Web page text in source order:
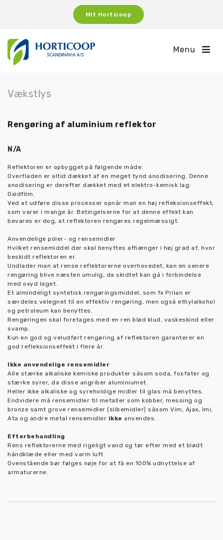
Mit Horticoop
Menu
Vækstlys
Rengøring af aluminium reflektor
N/A
Reflektoren er opbygget på følgende måde:
Overfladen er altid dækket af en meget tynd anodisering. Denne
anodisering er derefter dækket med et elektro-kemisk lag:
Oxidfilm.
Ved at udføre disse processer opnår man en høj refleksionseffekt,
som varer i mange år. Betingelserne for at denne effekt kan
bevares er dog, at reflektoren rengøres regelmæssigt.
Anvendelige póler- og rensemidler
Hvilket rensemiddel der skal benyttes afhænger i høj grad af, hvor
beskidt reflektoren er.
Undlader man at rense reflektorerne overhovedet, kan en senere
rengøring blive næsten umulig, da skidtet kan gå i forbindelse
med oxyd laget.
Et almindeligt syntetisk rengøringsmiddel, som fx Prilan er
særdeles velegnet til en effektiv rengøring, men også ethylalkohol
og petroleum kan benyttes.
Rengøringen skal foretages med en ren blød klud, vaskeskind eller
svamp.
Kun en god og veludført rengøring af reflektoren garanterer en
god refleksionseffekt i flere år.
Ikke anvendelige rensemidler
Alle stærke alkaliske kemiske produkter såsom soda, fosfater og
stærke syrer, da disse angriber aluminiumet.
Heller ikke alkaliske og syreholdige midler til glas må benyttes.
Endvidere må rensemidler til metaller som kobber, messing og
bronze samt grove rensemidler (slibemidler) såsom Vim, Ajax, Imi,
Ata og andre metal rensemidler ikke anvendes.
Efterbehandling
Rens reflektorerne med rigeligt vand og tør efter med et blødt
håndklæde eller med varm luft.
Ovenstående bør følges nøje for at få en 100% udnyttelse af
armaturerne.